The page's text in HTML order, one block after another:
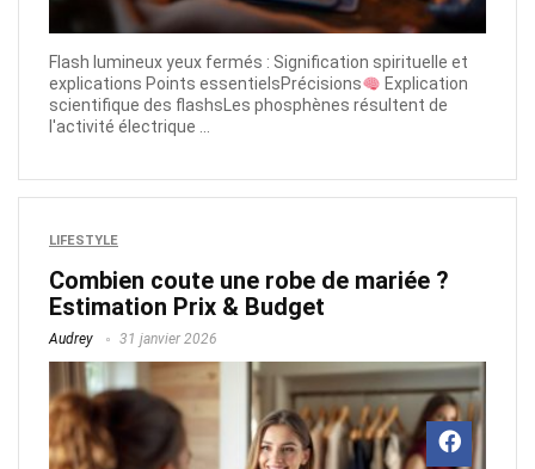
Flash lumineux yeux fermés : Signification spirituelle et
explications Points essentielsPrécisions
Explication
scientifique des flashsLes phosphènes résultent de
l'activité électrique ...
LIFESTYLE
Combien coute une robe de mariée​ ?
Estimation Prix & Budget
Audrey 31 janvier 2026